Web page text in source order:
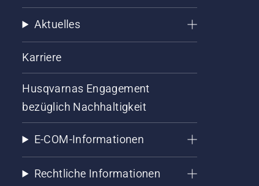
Aktuelles
Karriere
Husqvarnas Engagement
bezüglich Nachhaltigkeit
E-COM-Informationen
Rechtliche Informationen